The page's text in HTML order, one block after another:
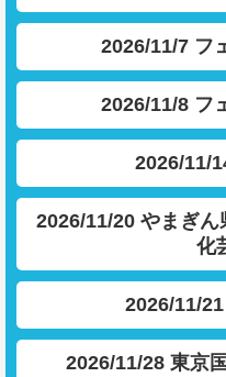
2026/11/7 フ
2026/11/8 フ
2026/11/
2026/11/20 やまぎ
化
2026/11/
2026/11/28 東京